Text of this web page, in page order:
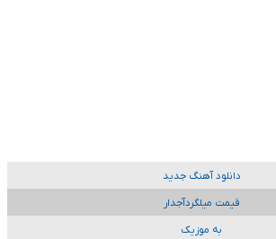
دانلود آهنگ جدید
قیمت میلگردآجدار
به موزیک